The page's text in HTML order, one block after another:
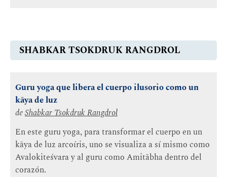
SHABKAR TSOKDRUK RANGDROL
Guru yoga que libera el cuerpo ilusorio como un
kāya de luz
deShabkar Tsokdruk Rangdrol
En este guru yoga, para transformar el cuerpo en un
kāya de luz arcoíris, uno se visualiza a sí mismo como
Avalokiteśvara y al guru como Amitābha dentro del
corazón.